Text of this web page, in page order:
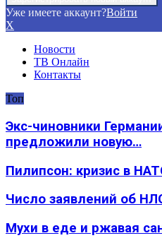
Уже имеете аккаунт?Войти
X
Новости
ТВ Онлайн
Контакты
Топ
Экс-чиновники
предложили новую…
Пилипсон: кризис в
Число заявлений об
Мухи в еде и ржавая